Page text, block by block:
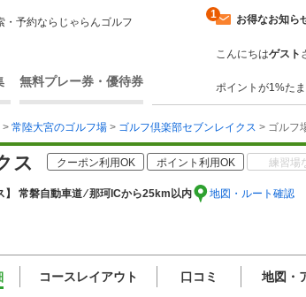
・予約ならじゃらんゴルフ
無料プレー券・優待券
お得なお知ら
1
こんにちはゲスト
ポイントが1%た
> 常陸大宮のゴルフ場 > ゴルフ倶楽部セブンレイクス > ゴルフ
ス クーポン利用OK ポイント利用OK 練習場
】 常磐自動車道 ⁄ 那珂ICから25km以内 地図・ルート確認
コースレイアウト 口コミ 地図・